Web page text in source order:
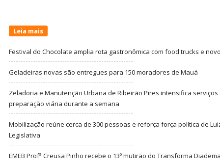
Leia mais
Festival do Chocolate amplia rota gastronômica com food trucks e
Geladeiras novas são entregues para 150 moradores de Mauá
Zeladoria e Manutenção Urbana de Ribeirão Pires intensifica
preparação viária durante a semana
Mobilização reúne cerca de 300 pessoas e reforça força política de
Legislativa
EMEB Profª Creusa Pinho recebe o 13º mutirão do Transforma